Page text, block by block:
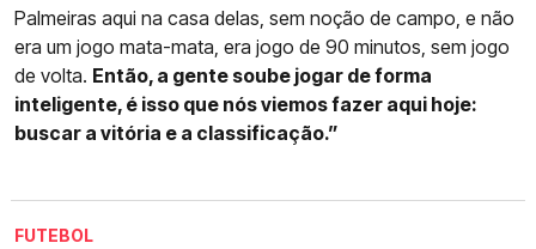
Palmeiras aqui na casa delas, sem noção de campo, e não
era um jogo mata-mata, era jogo de 90 minutos, sem jogo
de volta. Então, a gente soube jogar de forma
inteligente, é isso que nós viemos fazer aqui hoje:
buscar a vitória e a classificação.”
FUTEBOL